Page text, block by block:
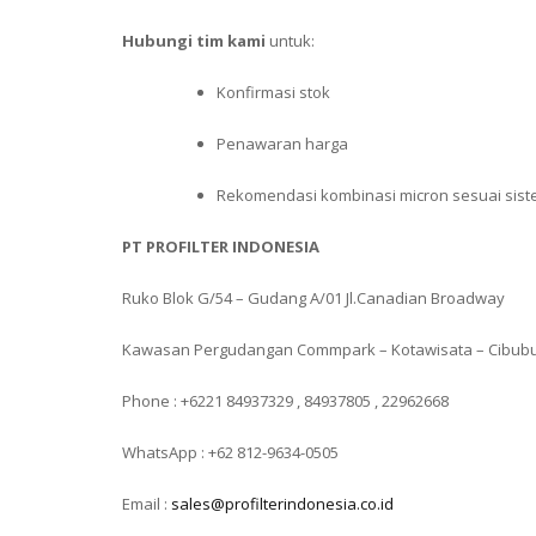
Hubungi tim kami untuk:
Konfirmasi stok
Penawaran harga
Rekomendasi kombinasi micron sesuai
PT PROFILTER INDONESIA
Ruko Blok G/54 – Gudang A/01 Jl.Canadian Broadway
Kawasan Pergudangan Commpark – Kotawisata –
Phone : +6221 84937329 , 84937805 , 22962668
WhatsApp : +62 812-9634-0505
Email : sales@profilterindonesia.co.id